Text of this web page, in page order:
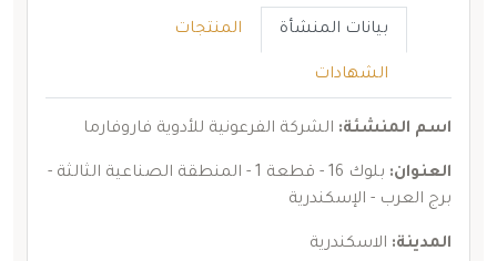
بيانات المنشأة المنتجات
الشهادات
اسم المنشئة: الشركة الفرعونية للأدوية فاروفارما
العنوان:
بلوك 16 - قطعة 1 - المنطقة الصناعية الثالثة -
برج العرب - الإسكندرية
المدينة: الاسكندرية